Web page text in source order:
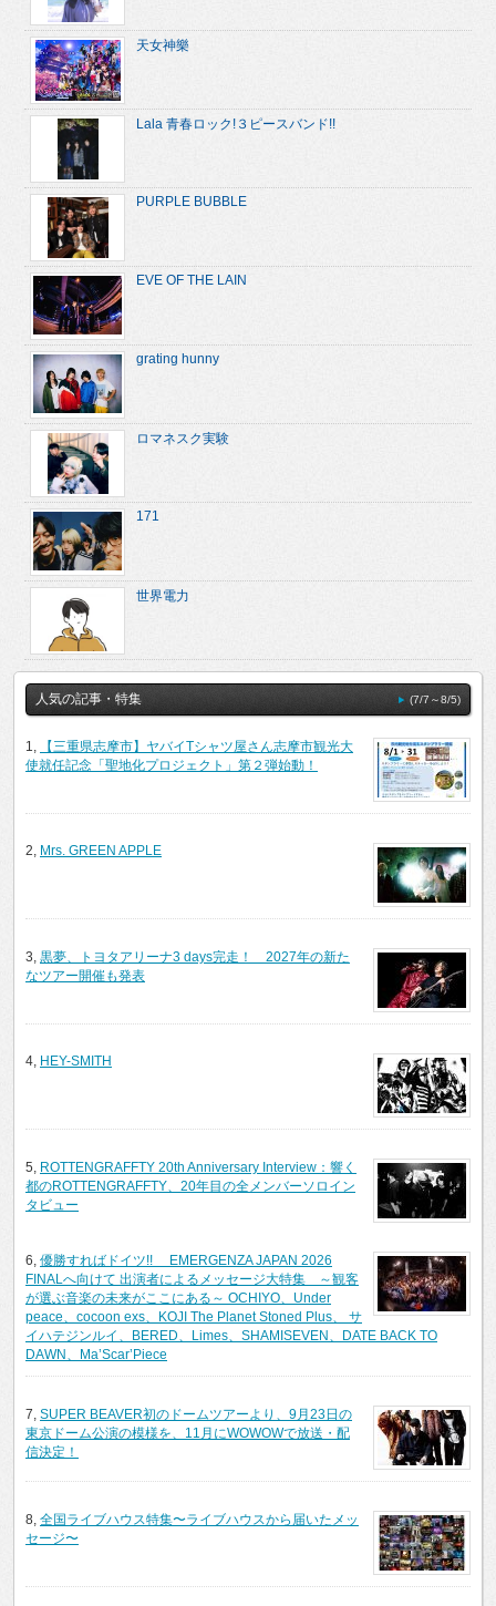
天女神樂
Lala 青春ロック!３ピースバンド!!
PURPLE BUBBLE
EVE OF THE LAIN
grating hunny
ロマネスク実験
171
世界電力
人気の記事・特集 (7/7～8/5)
1,
【三重県志摩市】ヤバイTシャツ屋さん志摩市観光大
使就任記念「聖地化プロジェクト」第２弾始動！
2, Mrs. GREEN APPLE
3, 黒夢、トヨタアリーナ3 days完走！ 2027年の新た
なツアー開催も発表
4, HEY-SMITH
5, ROTTENGRAFFTY 20th Anniversary Interview：響く
都のROTTENGRAFFTY、20年目の全メンバーソロイン
タビュー
6, 優勝すればドイツ!! EMERGENZA JAPAN 2026
FINALへ向けて 出演者によるメッセージ大特集 ～観客
が選ぶ音楽の未来がここにある～ OCHIYO、Under
peace、cocoon exs、KOJI The Planet Stoned Plus、 サ
イハテジンルイ、BERED、Limes、SHAMISEVEN、DATE BACK TO
DAWN、Ma’Scar’Piece
7, SUPER BEAVER初のドームツアーより、9月23日の
東京ドーム公演の模様を、11月にWOWOWで放送・配
信決定！
8, 全国ライブハウス特集〜ライブハウスから届いたメッ
セージ〜